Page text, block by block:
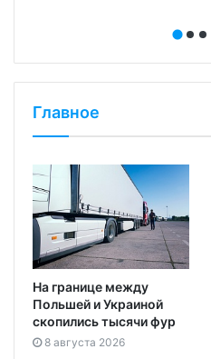
Главное
На границе между
Польшей и Украиной
скопились тысячи фур
8 августа 2026